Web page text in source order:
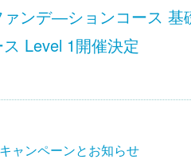
ンデ―ションコース 基
Level 1開催決定
ャンペーンとお知らせ